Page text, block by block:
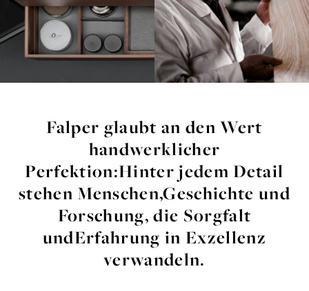
Falper glaubt an den Wert
handwerklicher
Perfektion:Hinter jedem Detail
stehen Menschen,Geschichte und
Forschung, die Sorgfalt
undErfahrung in Exzellenz
verwandeln.